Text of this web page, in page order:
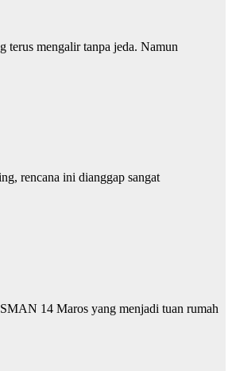
terus mengalir tanpa jeda. Namun
rencana ini dianggap sangat
14 Maros yang menjadi tuan rumah